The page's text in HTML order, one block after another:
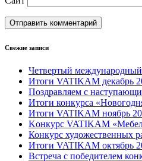
Свежие записи
Четвертый международный
Итоги VATIKAM декабрь
Поздравляем с
Итоги конкурса
Итоги VATIKAM ноябрь
Kонкурс VATIKAM
Конкурс художественных
Итоги VATIKAM октябрь
Встреча с победителем